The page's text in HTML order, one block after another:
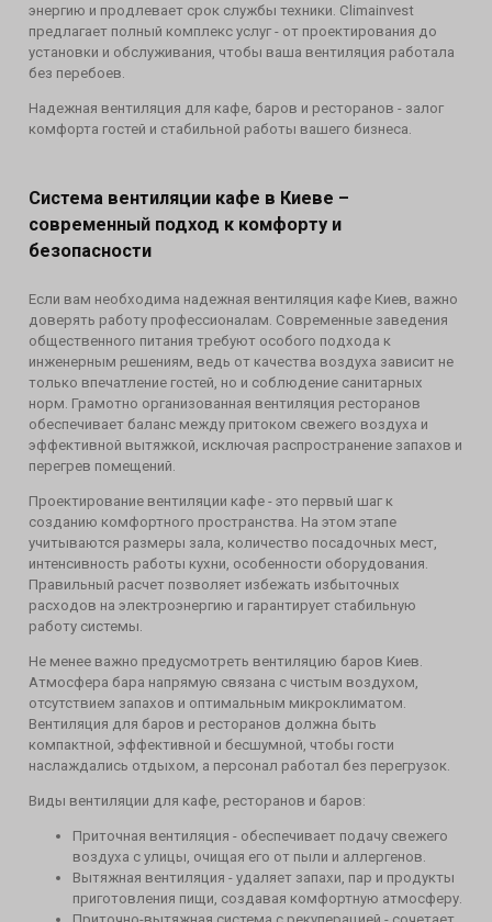
энергию и продлевает срок службы техники. Climainvest
предлагает полный комплекс услуг - от проектирования до
установки и обслуживания, чтобы ваша вентиляция работала
без перебоев.
Надежная вентиляция для кафе, баров и ресторанов - залог
комфорта гостей и стабильной работы вашего бизнеса.
Система вентиляции кафе в Киеве –
современный подход к комфорту и
безопасности
Если вам необходима надежная вентиляция кафе Киев, важно
доверять работу профессионалам. Современные заведения
общественного питания требуют особого подхода к
инженерным решениям, ведь от качества воздуха зависит не
только впечатление гостей, но и соблюдение санитарных
норм. Грамотно организованная вентиляция ресторанов
обеспечивает баланс между притоком свежего воздуха и
эффективной вытяжкой, исключая распространение запахов и
перегрев помещений.
Проектирование вентиляции кафе - это первый шаг к
созданию комфортного пространства. На этом этапе
учитываются размеры зала, количество посадочных мест,
интенсивность работы кухни, особенности оборудования.
Правильный расчет позволяет избежать избыточных
расходов на электроэнергию и гарантирует стабильную
работу системы.
Не менее важно предусмотреть вентиляцию баров Киев.
Атмосфера бара напрямую связана с чистым воздухом,
отсутствием запахов и оптимальным микроклиматом.
Вентиляция для баров и ресторанов должна быть
компактной, эффективной и бесшумной, чтобы гости
наслаждались отдыхом, а персонал работал без перегрузок.
Виды вентиляции для кафе, ресторанов и баров:
Приточная вентиляция - обеспечивает подачу свежего
воздуха с улицы, очищая его от пыли и аллергенов.
Вытяжная вентиляция - удаляет запахи, пар и продукты
приготовления пищи, создавая комфортную атмосферу.